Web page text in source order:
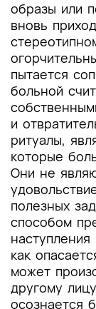
образы или
вновь
пытается
больной
и
ритуалы,
которые
Они не
полезных
способом
как
может
другому
осознается